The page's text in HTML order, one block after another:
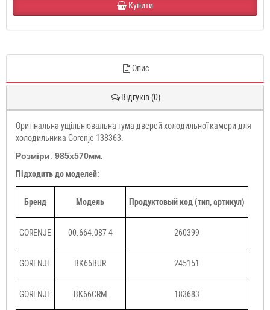
Купити
Опис
Відгуків (0)
Оригінальна ущільнювальна гума дверей холодильної камери для
холодильника Gorenje 138363.
Розміри: 985x570мм.
Підходить до моделей:
Бренд Модель Продуктовый код (тип, артикул)
GORENJE 00.664.087 4 260399
GORENJE BK66BUR 245151
GORENJE BK66CRM 183683